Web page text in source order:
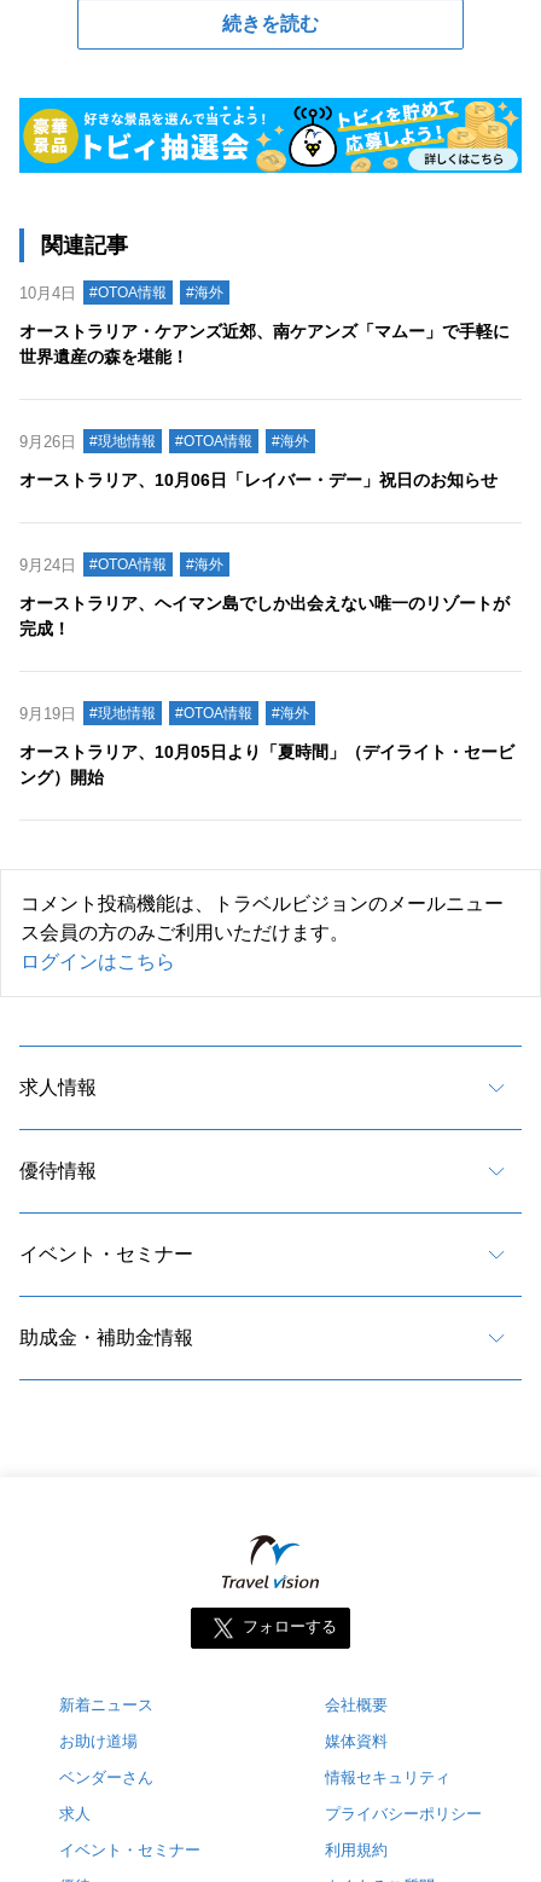
続きを読む
関連記事
10月4日 #OTOA情報 #海外
オーストラリア・ケアンズ近郊、南ケアンズ「マムー」で手軽に
世界遺産の森を堪能！
9月26日 #現地情報 #OTOA情報 #海外
オーストラリア、10月06日「レイバー・デー」祝日のお知らせ
9月24日 #OTOA情報 #海外
オーストラリア、ヘイマン島でしか出会えない唯一のリゾートが
完成！
9月19日 #現地情報 #OTOA情報 #海外
オーストラリア、10月05日より「夏時間」（デイライト・セービ
ング）開始
コメント投稿機能は、トラベルビジョンのメールニュー
ス会員の方のみご利用いただけます。
ログインはこちら
求人情報
優待情報
イベント・セミナー
助成金・補助金情報
フォローする
新着ニュース
お助け道場
ベンダーさん
求人
イベント・セミナー
会社概要
媒体資料
情報セキュリティ
プライバシーポリシー
利用規約